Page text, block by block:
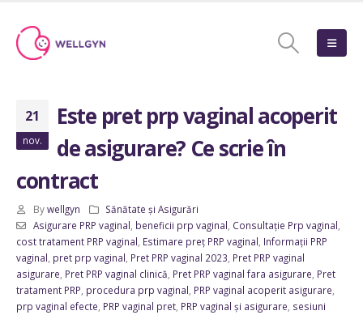
21
nov.
Este pret prp vaginal acoperit
de asigurare? Ce scrie în
contract
By wellgyn
Sănătate și Asigurări
Asigurare PRP vaginal beneficii prp vaginal Consultație Prp vaginal
cost tratament PRP vaginal Estimare preț PRP vaginal Informații PRP
vaginal pret prp vaginal Pret PRP vaginal 2023 Pret PRP vaginal
asigurare Pret PRP vaginal clinică Pret PRP vaginal fara asigurare Pret
tratament PRP procedura prp vaginal PRP vaginal acoperit asigurare
prp vaginal efecte PRP vaginal pret PRP vaginal și asigurare sesiuni